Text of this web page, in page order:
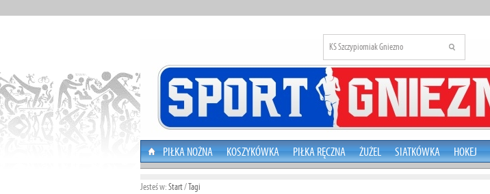
PIŁKA NOŻNA KOSZYKÓWKA PIŁKA RĘCZNA ŻUŻEL SIATKÓWKA HOKEJ
Jesteś w:Start/Tagi